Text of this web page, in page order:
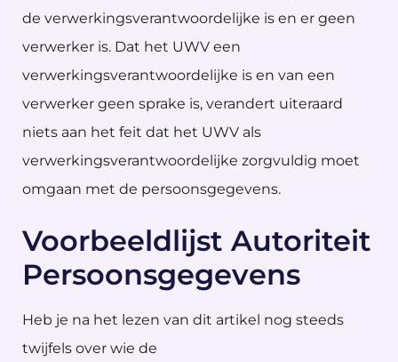
de verwerkingsverantwoordelijke is en er geen
verwerker is. Dat het UWV een
verwerkingsverantwoordelijke is en van een
verwerker geen sprake is, verandert uiteraard
niets aan het feit dat het UWV als
verwerkingsverantwoordelijke zorgvuldig moet
omgaan met de persoonsgegevens.
Voorbeeldlijst Autoriteit
Persoonsgegevens
Heb je na het lezen van dit artikel nog steeds
twijfels over wie de